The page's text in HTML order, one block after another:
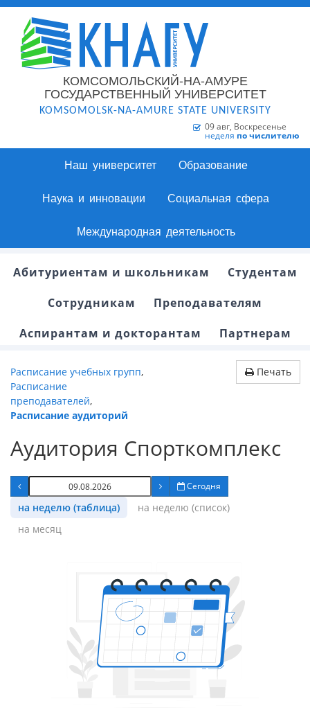
КОМСОМОЛЬСКИЙ-НА-АМУРЕ
ГОСУДАРСТВЕННЫЙ УНИВЕРСИТЕТ
KOMSOMOLSK-NA-AMURE STATE UNIVERSITY
09 авг, Воскресенье
неделя по числителю
Наш университет Образование
Наука и инновации Социальная сфера
Международная деятельность
Абитуриентам и школьникам
Студентам
Сотрудникам
Преподавателям
Аспирантам и докторантам
Партнерам
Расписание учебных групп,
Расписание
преподавателей,
Расписание аудиторий
Печать
Аудитория Спорткомплекс
Сегодня
на неделю (таблица)
на неделю (список)
на месяц